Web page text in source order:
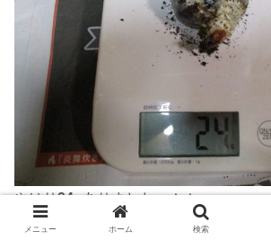
やはり24gありました。＾＾
メニュー ホーム 検索